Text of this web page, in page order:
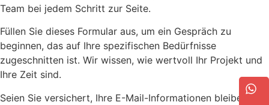
Team bei jedem Schritt zur Seite.
Füllen Sie dieses Formular aus, um ein Gespräch zu
beginnen, das auf Ihre spezifischen Bedürfnisse
zugeschnitten ist. Wir wissen, wie wertvoll Ihr Projekt und
Ihre Zeit sind.
Seien Sie versichert, Ihre E-Mail-Informationen bleiben bei